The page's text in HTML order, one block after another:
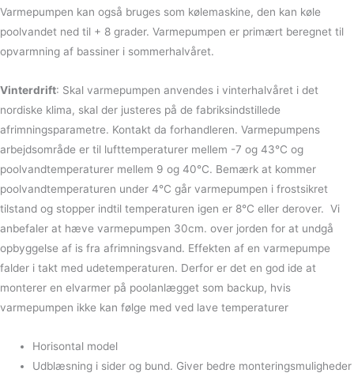
Varmepumpen kan også bruges som kølemaskine, den kan køle
poolvandet ned til + 8 grader. Varmepumpen er primært beregnet til
opvarmning af bassiner i sommerhalvåret.
Vinterdrift: Skal varmepumpen anvendes i vinterhalvåret i det
nordiske klima, skal der justeres på de fabriksindstillede
afrimningsparametre. Kontakt da forhandleren. Varmepumpens
arbejdsområde er til lufttemperaturer mellem -7 og 43°C og
poolvandtemperaturer mellem 9 og 40°C. Bemærk at kommer
poolvandtemperaturen under 4°C går varmepumpen i frostsikret
tilstand og stopper indtil temperaturen igen er 8°C eller derover. Vi
anbefaler at hæve varmepumpen 30cm. over jorden for at undgå
opbyggelse af is fra afrimningsvand. Effekten af en varmepumpe
falder i takt med udetemperaturen. Derfor er det en god ide at
monterer en elvarmer på poolanlægget som backup, hvis
varmepumpen ikke kan følge med ved lave temperaturer
Horisontal model
Udblæsning i sider og bund. Giver bedre monteringsmuligheder